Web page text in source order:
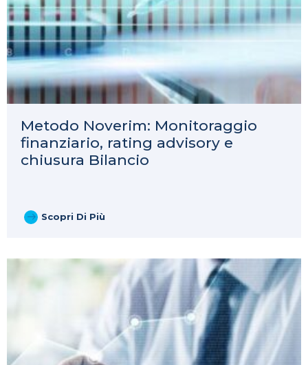
Metodo Noverim: Monitoraggio
finanziario, rating advisory e
chiusura Bilancio
Scopri Di Più